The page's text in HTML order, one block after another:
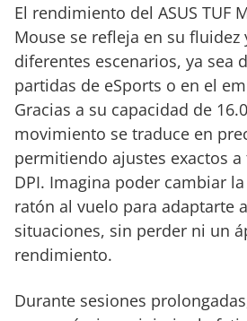
El rendimiento del ASUS TUF
Mouse se refleja en su fluidez
diferentes escenarios, ya sea
partidas de eSports o en el
Gracias a su capacidad de
movimiento se traduce en
permitiendo ajustes exactos
DPI. Imagina poder cambiar
ratón al vuelo para adaptarte
situaciones, sin perder ni un
rendimiento.
Durante sesiones